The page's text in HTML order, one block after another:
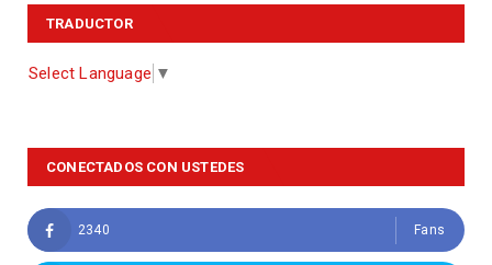
TRADUCTOR
Select Language ▼
CONECTADOS CON USTEDES
2340 Fans